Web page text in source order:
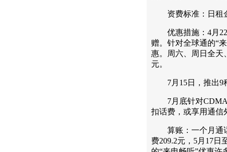
资费标准：日租金
优惠措施：4月22
赠。针对全球通的“
惠。周六、周日全天
元。
7月15日，推出9
7月底针对CDMA
扣话费，或享用通信
算账：一个月通话
费209.2元，5月17日